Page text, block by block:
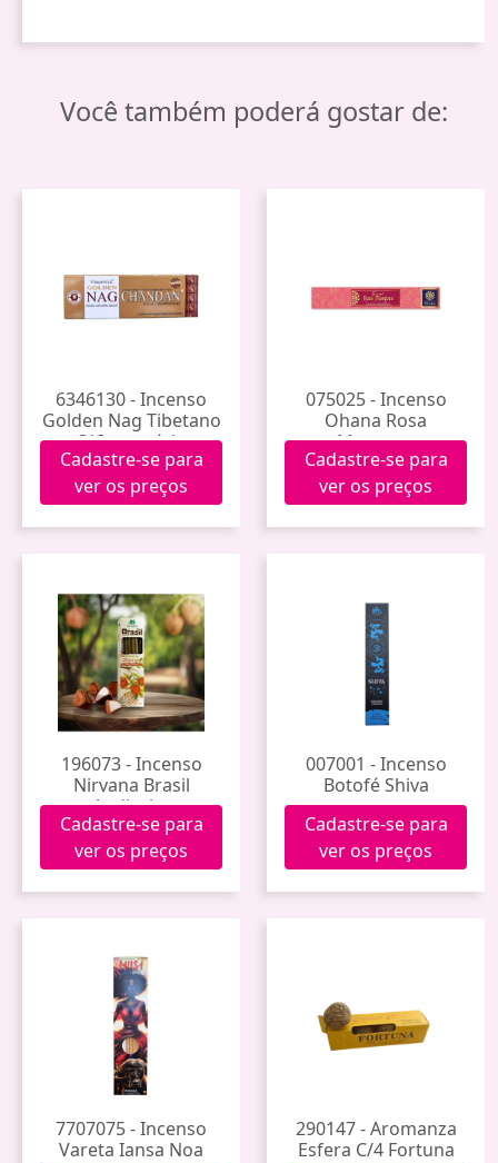
Você também poderá gostar de:
6346130 - Incenso
Golden Nag Tibetano
C/ Incensário
(Chandan)
Cadastre-se para
ver os preços
075025 - Incenso
Ohana Rosa
Musgosa
Cadastre-se para
ver os preços
196073 - Incenso
Nirvana Brasil
Andiroba
Cadastre-se para
ver os preços
007001 - Incenso
Botofé Shiva
Cadastre-se para
ver os preços
7707075 - Incenso
Vareta Iansa Noa
290147 - Aromanza
Esfera C/4 Fortuna